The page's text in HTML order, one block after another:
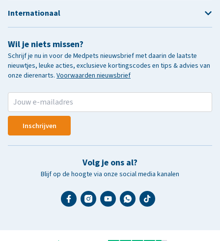
Wil je niets missen?
Schrijf je nu in voor de Medpets nieuwsbrief met daarin de laatste
nieuwtjes, leuke acties, exclusieve kortingscodes en tips & advies van
onze dierenarts. Voorwaarden nieuwsbrief
Inschrijven
Volg je ons al?
Blijf op de hoogte via onze social media kanalen
Internationaal